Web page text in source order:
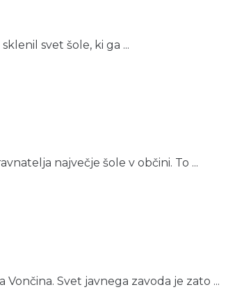
svet šole, ki ga ...
največje šole v občini. To ...
Svet javnega zavoda je zato ...